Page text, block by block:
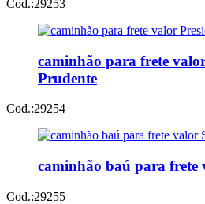
Cod.:29253
caminhão para frete
Prudente
Cod.:29254
caminhão baú para frete
Cod.:29255